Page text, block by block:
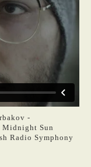
-
Midnight Sun
Radio Symphony